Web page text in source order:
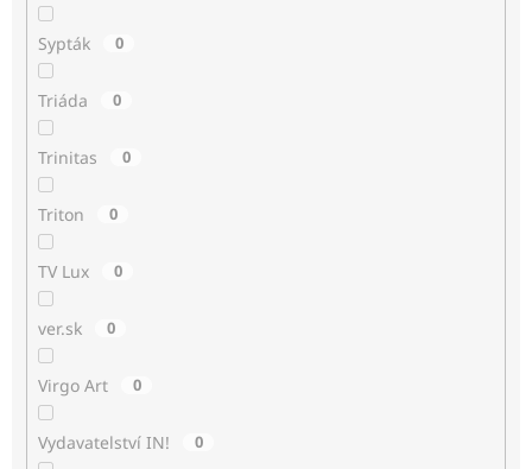
Sypták 0
Triáda 0
Trinitas 0
Triton 0
TV Lux 0
ver.sk 0
Virgo Art 0
Vydavatelství IN! 0